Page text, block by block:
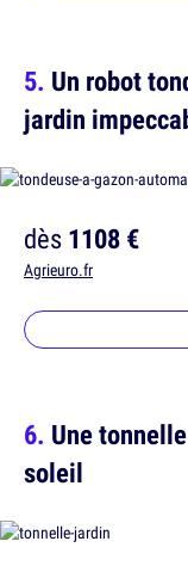
Un robot
jardin
dès1108 €
Agrieuro.fr
Une
soleil